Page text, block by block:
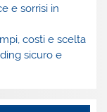
e sorrisi in
costi e scelta
sicuro e